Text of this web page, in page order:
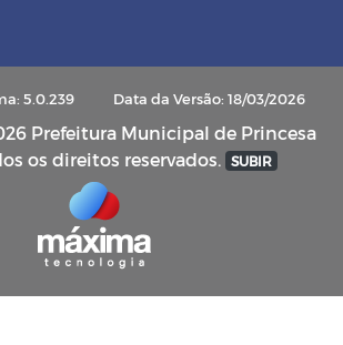
5.0.239 Data da Versão: 18/03/2026
Prefeitura Municipal de Princesa
os direitos reservados. SUBIR